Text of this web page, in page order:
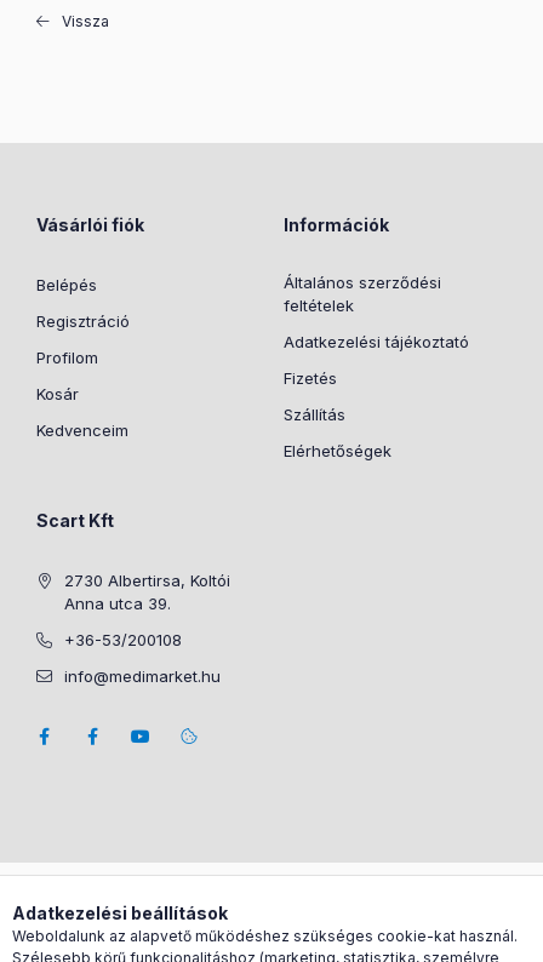
Vissza
Vásárlói fiók
Belépés
Regisztráció
Profilom
Kosár
Kedvenceim
Információk
Általános szerződési
feltételek
Adatkezelési tájékoztató
Fizetés
Szállítás
Elérhetőségek
Scart Kft
2730 Albertirsa, Koltói
Anna utca 39.
+36-53/200108
info@medimarket.hu
Adatkezelési beállítások
Weboldalunk az alapvető működéshez szükséges cookie-kat használ.
Szélesebb körű funkcionalitáshoz (marketing, statisztika, személyre